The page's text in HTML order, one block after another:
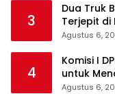
3
Dua Truk
Terjepit di
Agustus 6,
4
Komisi I
untuk
Serangan
Agustus 6,